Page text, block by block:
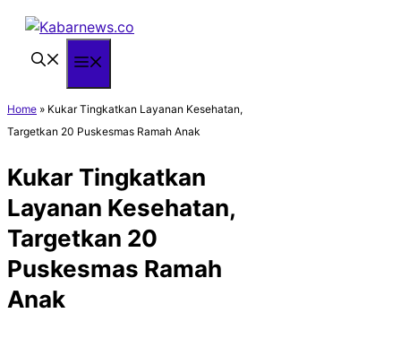
Langsung
Home » Kukar Tingkatkan Layanan Kesehatan,
Targetkan 20 Puskesmas Ramah Anak
Kukar Tingkatkan
Layanan Kesehatan,
Targetkan 20
Puskesmas Ramah
Anak